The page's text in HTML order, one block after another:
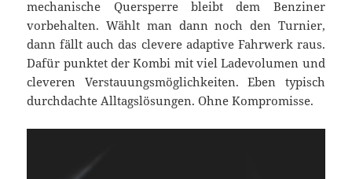
mechanische Quersperre bleibt dem Benziner
vorbehalten. Wählt man dann noch den Turnier,
dann fällt auch das clevere adaptive Fahrwerk raus.
Dafür punktet der Kombi mit viel Ladevolumen und
cleveren Verstauungsmöglichkeiten. Eben typisch
durchdachte Alltagslösungen. Ohne Kompromisse.